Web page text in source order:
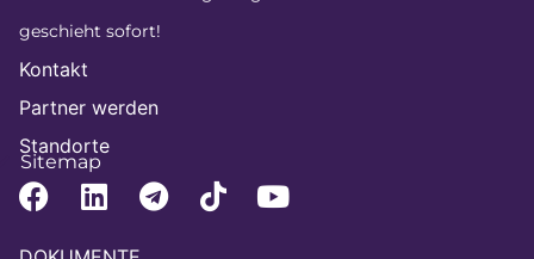
geschieht sofort!
Kontakt
Partner werden
Standorte
Sitemap